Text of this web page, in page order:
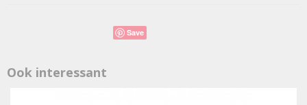
Save
Ook interessant